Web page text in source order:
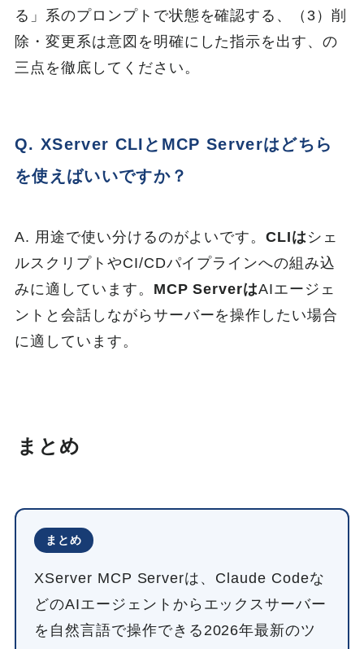
る」系のプロンプトで状態を確認する、（3）削
除・変更系は意図を明確にした指示を出す、の
三点を徹底してください。
Q. XServer CLIとMCP Serverはどちら
を使えばいいですか？
A. 用途で使い分けるのがよいです。CLIはシェ
ルスクリプトやCI/CDパイプラインへの組み込
みに適しています。 MCP ServerはAIエージェ
ントと会話しながらサーバーを操作したい場合
に適しています。
まとめ
まとめ
XServer MCP Serverは、Claude Codeな
どのAIエージェントからエックスサーバー
を自然言語で操作できる2026年最新のツ